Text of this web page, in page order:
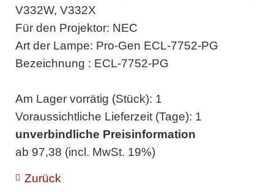
V332W, V332X
Für den Projektor: NEC
Art der Lampe: Pro-Gen ECL-7752-PG
Bezeichnung : ECL-7752-PG
Am Lager vorrätig (Stück): 1
Voraussichtliche Lieferzeit (Tage): 1
unverbindliche Preisinformation
ab 97,38 (incl. MwSt. 19%)
Zurück